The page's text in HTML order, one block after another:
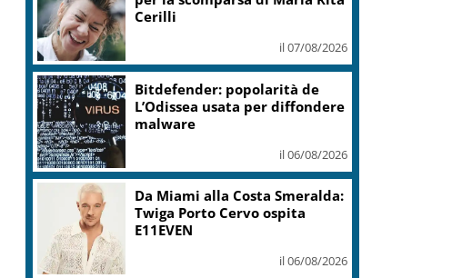
Cerilli
il 07/08/2026
Bitdefender: popolarità de
L’Odissea usata per diffondere
malware
il 06/08/2026
Da Miami alla Costa Smeralda:
Twiga Porto Cervo ospita
E11EVEN
il 06/08/2026